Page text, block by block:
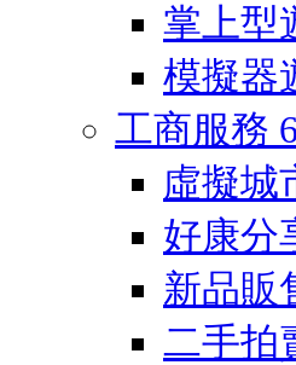
掌上型
模擬器
工商服務 6
虛擬城
好康分
新品販
二手拍